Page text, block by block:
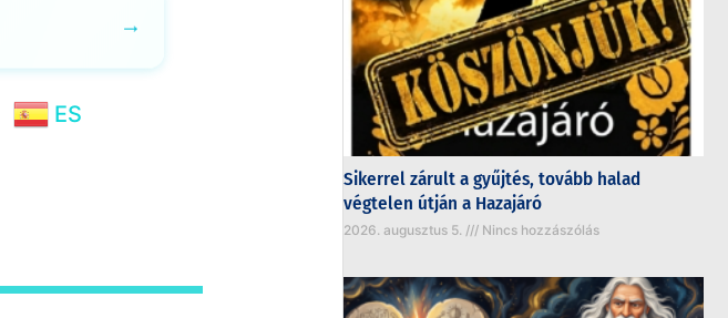
→
ES
Sikerrel zárult a gyűjtés, tovább halad
végtelen útján a Hazajáró
2026. augusztus 5. Nincs hozzászólás